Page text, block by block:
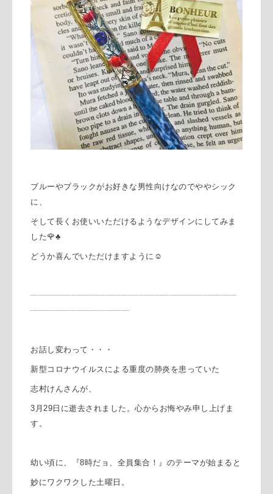
ブルーやブラックがお好きな男性向けなのでややシック
に、
そして長くお使いいただけるようなデザインにしてみま
した🌹♣️
どうか喜んでいただけますように☺️
┈┈┈┈┈┈┈┈┈┈┈┈┈┈┈┈┈┈┈┈┈┈┈┈┈
┈┈┈┈┈┈┈┈┈┈┈┈
お話し変わって・・・
新型コロナウイルスによる重度の肺炎を患っていた
志村けんさんが、
3月29日に逝去されました。心からお悔やみ申し上げま
す。
幼い頃に、『8時だョ、全員集合！』のテーマが始まると
妙にワクワクした土曜日。